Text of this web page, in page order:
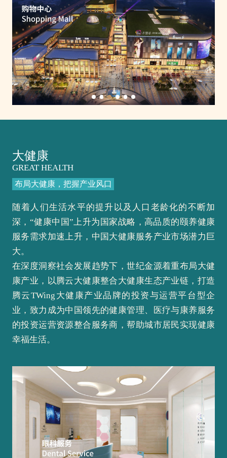
大健康
GREAT HEALTH
布局大健康，把握产业风口
随着人们生活水平的提升以及人口老龄化的不断加
深，“健康中国”上升为国家战略，高品质的颐养健康
服务需求加速上升，中国大健康服务产业市场潜力巨
大。
在深度洞察社会发展趋势下，世纪金源着重布局大健
康产业，以腾云大健康整合大健康生态产业链，打造
腾云TWing大健康产业品牌的投资与运营平台型企
业，致力成为中国领先的健康管理、医疗与康养服务
的投资运营资源整合服务商，帮助城市居民实现健康
幸福生活。